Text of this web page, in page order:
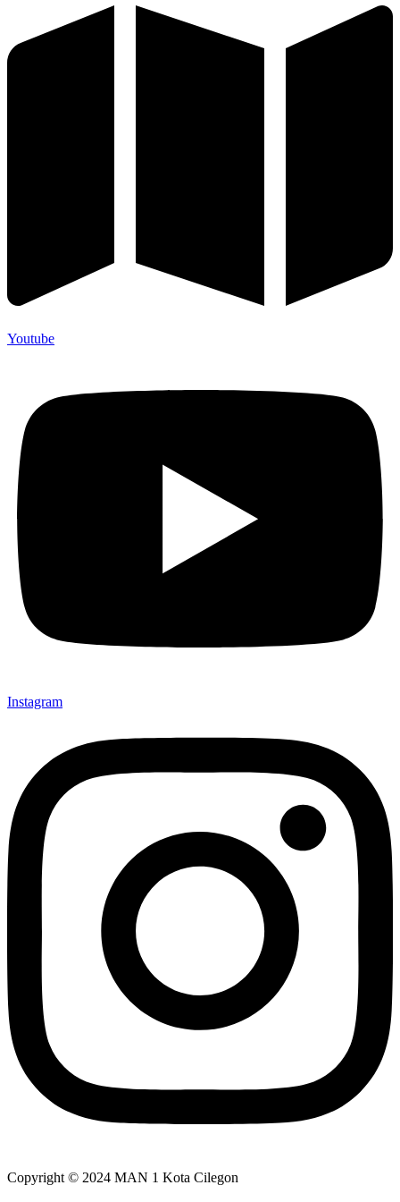
Youtube
Instagram
Copyright © 2024 MAN 1 Kota Cilegon